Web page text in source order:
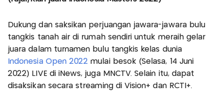
Dukung dan saksikan perjuangan jawara-jawara bulu
tangkis tanah air di rumah sendiri untuk meraih gelar
juara dalam turnamen bulu tangkis kelas dunia
Indonesia Open 2022 mulai besok (Selasa, 14 Juni
2022) LIVE di iNews, juga MNCTV. Selain itu, dapat
disaksikan secara streaming di Vision+ dan RCTI+.